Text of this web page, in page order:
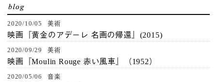
2020/10/05 美術
映画『黄金のアデーレ 名画の帰還』(2015)
2020/09/29 美術
映画『Moulin Rouge 赤い風車』（1952）
2020/05/06 音楽